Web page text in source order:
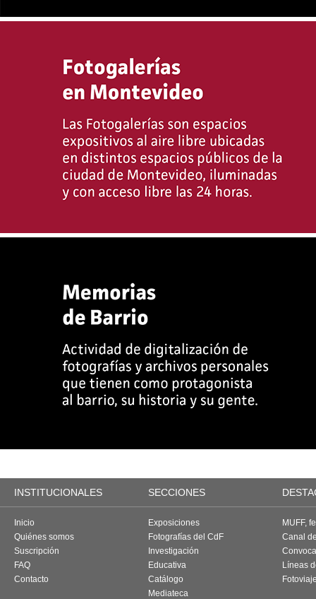
INSTITUCIONALES SECCIONES
Inicio
Quiénes somos
Suscripción
FAQ
Contacto
Exposiciones
Fotografías del CdF
Investigación
Educativa
Catálogo
Mediateca
MUFF,
Canal
Líneas